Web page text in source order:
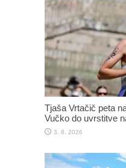
Tjaša Vrtačič peta
Vučko do uvrstitve
3. 8. 2026